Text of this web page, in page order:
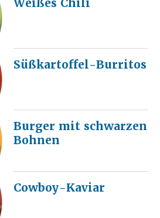
Weißes Chili
Süßkartoffel-Burritos
Burger mit schwarzen
Bohnen
Cowboy-Kaviar